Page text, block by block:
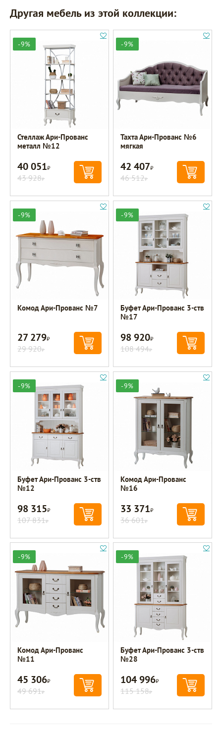
Другая мебель из этой коллекции:
-9%
Стеллаж Ари-Прованс
металл №12
40 051Р
43 928Р
-9%
Тахта Ари-Прованс №6
мягкая
42 407Р
46 512Р
-9%
Комод Ари-Прованс №7
27 279Р
29 920Р
-9%
Буфет Ари-Прованс 3-ств
№17
98 920Р
108 494Р
-9%
Буфет Ари-Прованс 3-ств
№12
98 315Р
107 831Р
-9%
Комод Ари-Прованс
№16
33 371Р
36 601Р
-9%
Комод Ари-Прованс
№11
45 306Р
49 691Р
-9%
Буфет Ари-Прованс 3-ств
№28
104 996Р
115 158Р